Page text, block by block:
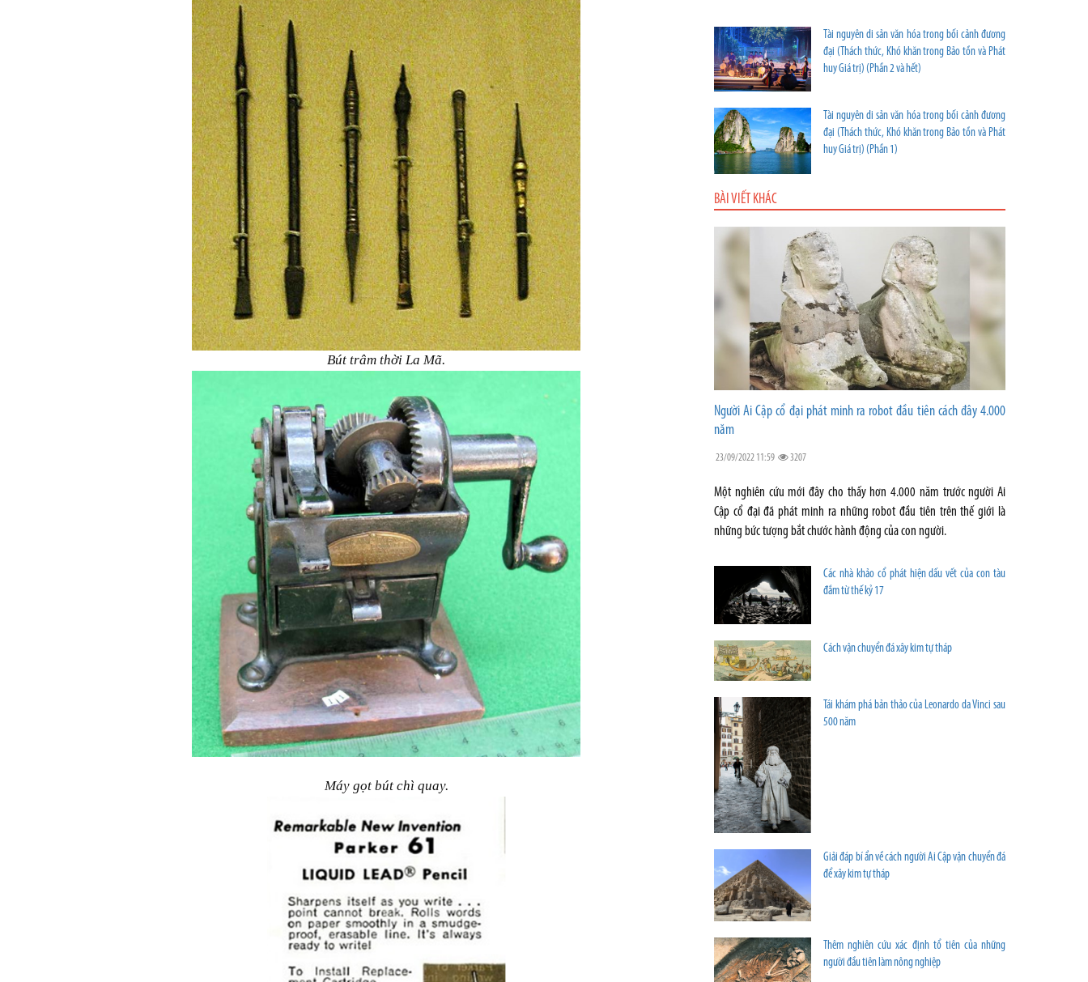
Bút trâm thời La Mã.
Máy gọt bút chì quay.
Tài nguyên di sản văn hóa trong bối cảnh đương
đại (Thách thức, Khó khăn trong Bảo tồn và Phát
huy Giá trị) (Phần 2 và hết)
Tài nguyên di sản văn hóa trong bối cảnh đương
đại (Thách thức, Khó khăn trong Bảo tồn và Phát
huy Giá trị) (Phần 1)
BÀI VIẾT KHÁC
Người Ai Cập cổ đại phát minh ra robot đầu tiên cách đây 4.000
năm
23/09/2022 11:59 3207
Một nghiên cứu mới đây cho thấy hơn 4.000 năm trước người Ai
Cập cổ đại đã phát minh ra những robot đầu tiên trên thế giới là
những bức tượng bắt chước hành động của con người.
Các nhà khảo cổ phát hiện dấu vết của con tàu
đắm từ thế kỷ 17
Cách vận chuyển đá xây kim tự tháp
Tái khám phá bản thảo của Leonardo da Vinci sau
500 năm
Giải đáp bí ẩn về cách người Ai Cập vận chuyển đá
để xây kim tự tháp
Thêm nghiên cứu xác định tổ tiên của những
người đầu tiên làm nông nghiệp